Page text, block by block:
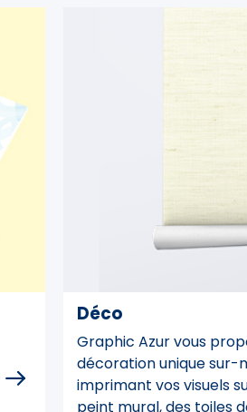
Déco
Graphic Azur vous
décoration unique sur-
imprimant vos visuels
peint mural, des toiles